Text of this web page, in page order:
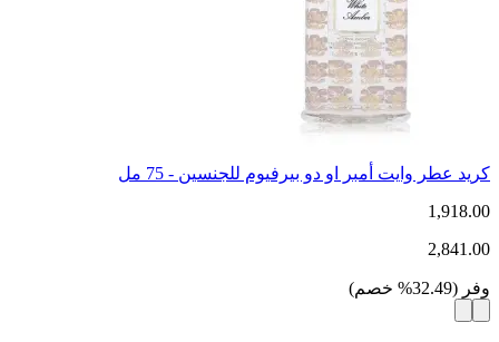
كريد عطر وايت أمبر او دو بيرفيوم للجنسين - 75 مل
1,918.00
2,841.00
وفر (
32.49
% خصم)